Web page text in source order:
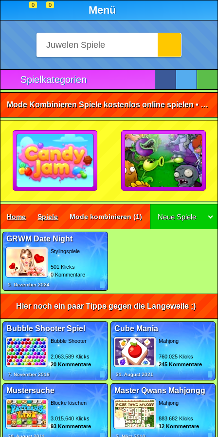
0 0 Menü
Spielkategorien
Mode Kombinieren Spiele kostenlos online spielen • ohne Anmeldung 🕹️
Home Spiele Mode kombinieren (1) Neue Spiele
GRWM Date Night
Stylingspiele
501 Klicks
0 Kommentare
5. Dezember 2024
Hier noch ein paar Tipps gegen die Langeweile ;)
Bubble Shooter Spiel
Bubble Shooter
2.063.589 Klicks
20 Kommentare
7. November 2018
Cube Mania
Mahjong
760.025 Klicks
245 Kommentare
31. August 2021
Mustersuche
Blöcke löschen
3.015.640 Klicks
93 Kommentare
Master Qwans Mahjongg
Mahjong
883.682 Klicks
12 Kommentare